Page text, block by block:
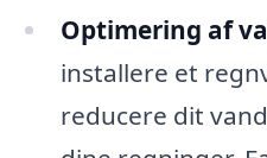
Optimering af
installere et
reducere dit